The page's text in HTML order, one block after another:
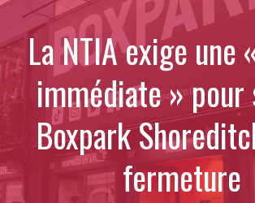
La NTIA exige une
immédiate » pour
Boxpark
fermeture